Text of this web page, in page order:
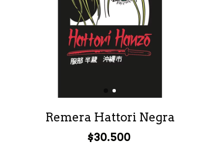
Remera Hattori Negra
$30.500